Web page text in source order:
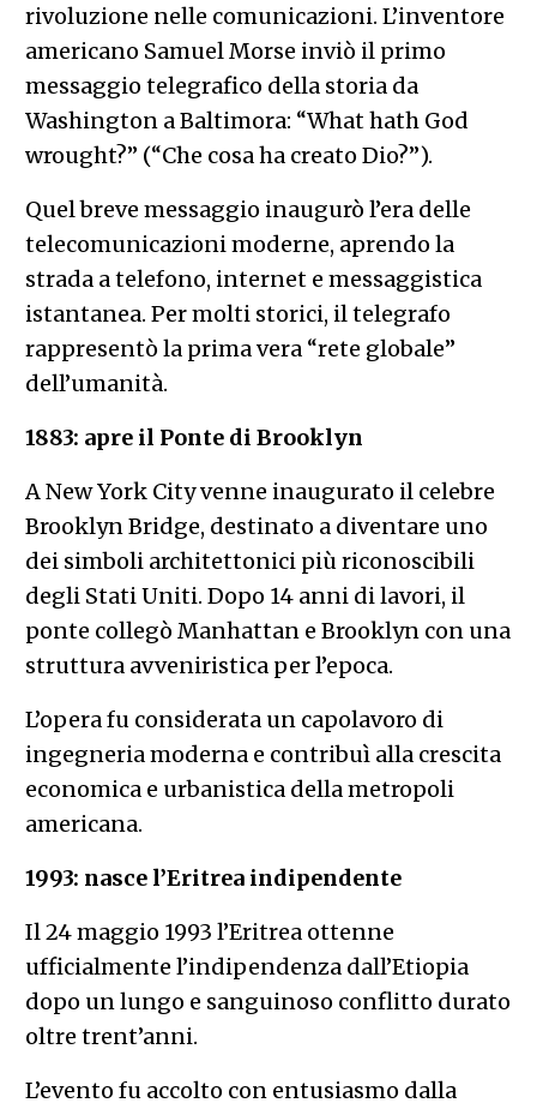
rivoluzione nelle comunicazioni. L’inventore
americano Samuel Morse inviò il primo
messaggio telegrafico della storia da
Washington a Baltimora: “What hath God
wrought?” (“Che cosa ha creato Dio?”).
Quel breve messaggio inaugurò l’era delle
telecomunicazioni moderne, aprendo la
strada a telefono, internet e messaggistica
istantanea. Per molti storici, il telegrafo
rappresentò la prima vera “rete globale”
dell’umanità.
1883: apre il Ponte di Brooklyn
A New York City venne inaugurato il celebre
Brooklyn Bridge, destinato a diventare uno
dei simboli architettonici più riconoscibili
degli Stati Uniti. Dopo 14 anni di lavori, il
ponte collegò Manhattan e Brooklyn con una
struttura avveniristica per l’epoca.
L’opera fu considerata un capolavoro di
ingegneria moderna e contribuì alla crescita
economica e urbanistica della metropoli
americana.
1993: nasce l’Eritrea indipendente
Il 24 maggio 1993 l’Eritrea ottenne
ufficialmente l’indipendenza dall’Etiopia
dopo un lungo e sanguinoso conflitto durato
oltre trent’anni.
L’evento fu accolto con entusiasmo dalla